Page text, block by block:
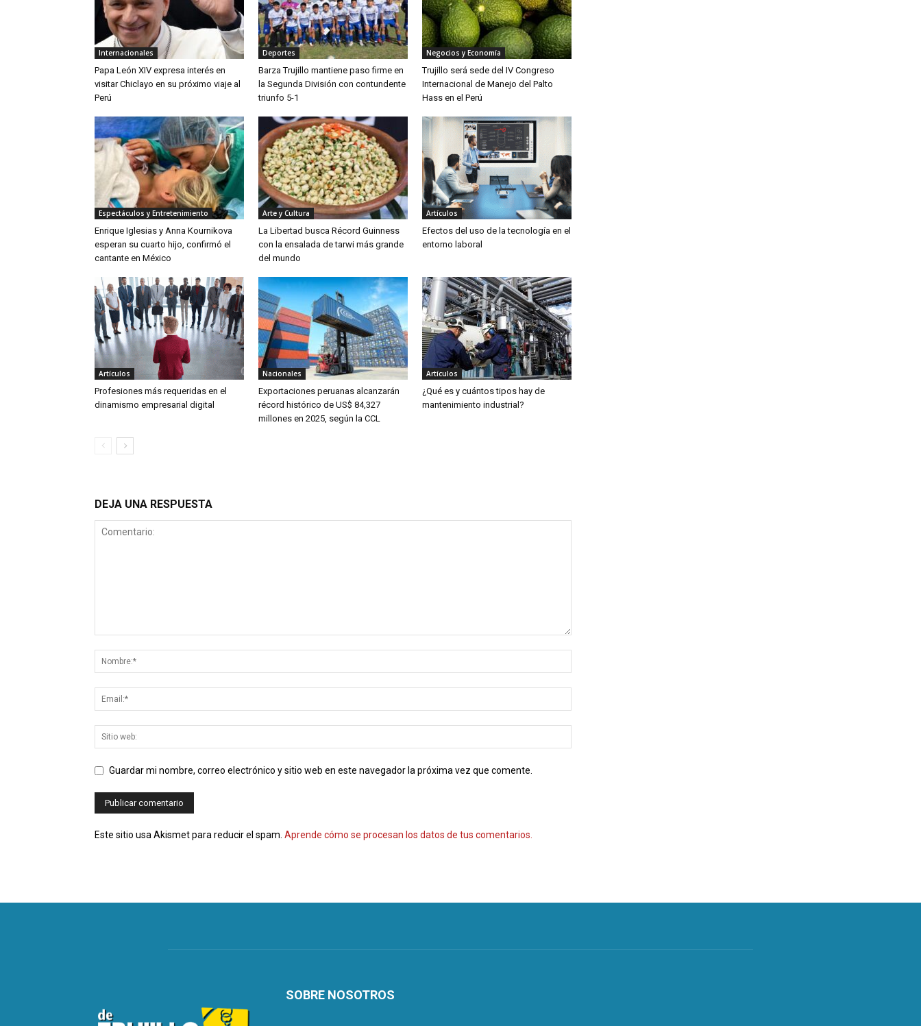
Internacionales
Papa León XIV expresa interés en
visitar Chiclayo en su próximo viaje al
Perú
Deportes
Barza Trujillo mantiene paso firme en
la Segunda División con contundente
triunfo 5-1
Negocios y Economía
Trujillo será sede del IV Congreso
Internacional de Manejo del Palto
Hass en el Perú
Espectáculos y Entretenimiento
Enrique Iglesias y Anna Kournikova
esperan su cuarto hijo, confirmó el
cantante en México
Arte y Cultura
La Libertad busca Récord Guinness
con la ensalada de tarwi más grande
del mundo
Artículos
Efectos del uso de la tecnología en el
entorno laboral
Artículos
Profesiones más requeridas en el
dinamismo empresarial digital
Nacionales
Exportaciones peruanas alcanzarán
récord histórico de US$ 84,327
millones en 2025, según la CCL
Artículos
¿Qué es y cuántos tipos hay de
mantenimiento industrial?
DEJA UNA RESPUESTA
Guardar mi nombre, correo electrónico y sitio web en este navegador la próxima vez que comente.
Este sitio usa Akismet para reducir el spam. Aprende cómo se procesan los datos de tus comentarios.
SOBRE NOSOTROS